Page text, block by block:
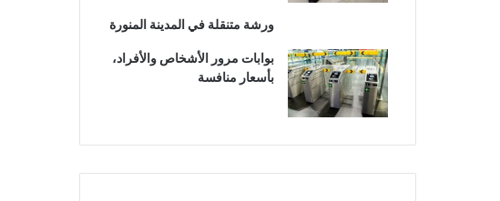
ورشة متنقلة في المدينة المنورة
بوابات مرور الأشخاص والأفراد،
بأسعار منافسة